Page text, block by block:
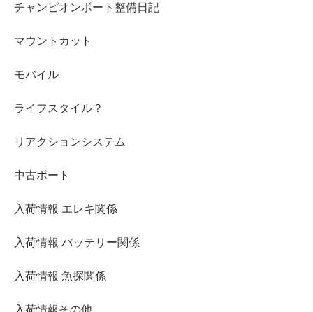
チャンピオンボート整備日記
マウントカット
モバイル
ライフスタイル？
リアクションシステム
中古ボート
入荷情報 エレキ関係
入荷情報 バッテリー関係
入荷情報 魚探関係
入荷情報その他